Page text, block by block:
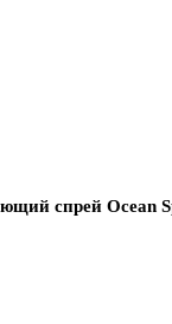
спрей Ocean